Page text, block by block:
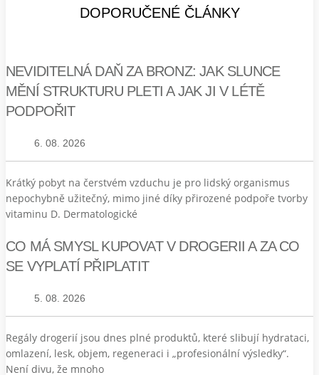
DOPORUČENÉ ČLÁNKY
NEVIDITELNÁ DAŇ ZA BRONZ: JAK SLUNCE
MĚNÍ STRUKTURU PLETI A JAK JI V LÉTĚ
PODPOŘIT
6. 08. 2026
Krátký pobyt na čerstvém vzduchu je pro lidský organismus
nepochybně užitečný, mimo jiné díky přirozené podpoře tvorby
vitaminu D. Dermatologické
CO MÁ SMYSL KUPOVAT V DROGERII A ZA CO
SE VYPLATÍ PŘIPLATIT
5. 08. 2026
Regály drogerií jsou dnes plné produktů, které slibují hydrataci,
omlazení, lesk, objem, regeneraci i „profesionální výsledky“.
Není divu, že mnoho